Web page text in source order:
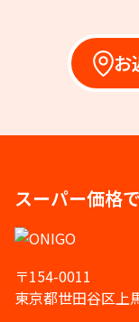
お
スーパー価格
〒154-0011
東京都世田谷区上